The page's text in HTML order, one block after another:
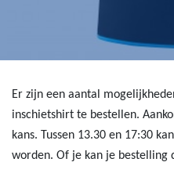
Er zijn een aantal
inschietshirt te bestellen.
kans. Tussen 13.30 en 17:30
worden. Of je kan je bestelling